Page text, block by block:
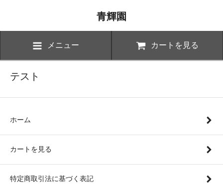
青輝園
メニュー カートを見る
テスト
ホーム
カートを見る
特定商取引法に基づく表記